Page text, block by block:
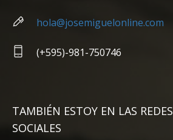
hola@josemiguelonline.com
(+595)-981-750746
TAMBIÉN ESTOY EN LAS REDES
SOCIALES